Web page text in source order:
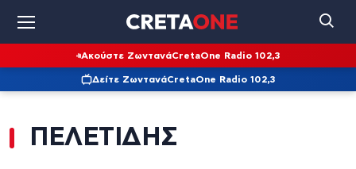
Ακούστε ΖωντανάCretaOne Radio 102,3
Δείτε ΖωντανάCretaOne Radio 102,3
ΠΕΛΕΤΙΔΗΣ